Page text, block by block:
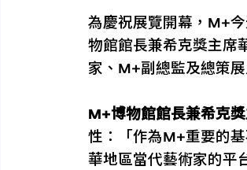
為慶祝展覽開幕，M+
物館館長兼希克獎主席
家、M+副總監及總策
M+博物館館長兼希克
性：「作為M+重要的
華地區當代藝術家的平